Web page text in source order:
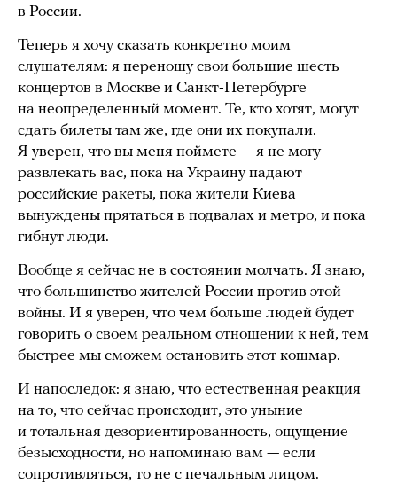
в России.
Теперь я хочу сказать конкретно моим
слушателям: я переношу свои большие шесть
концертов в Москве и Санкт-Петербурге
на неопределенный момент. Те, кто хотят, могут
сдать билеты там же, где они их покупали.
Я уверен, что вы меня поймете — я не могу
развлекать вас, пока на Украину падают
российские ракеты, пока жители Киева
вынуждены прятаться в подвалах и метро, и пока
гибнут люди.
Вообще я сейчас не в состоянии молчать. Я знаю,
что большинство жителей России против этой
войны. И я уверен, что чем больше людей будет
говорить о своем реальном отношении к ней, тем
быстрее мы сможем остановить этот кошмар.
И напоследок: я знаю, что естественная реакция
на то, что сейчас происходит, это уныние
и тотальная дезориентированность, ощущение
безысходности, но напоминаю вам — если
сопротивляться, то не с печальным лицом.